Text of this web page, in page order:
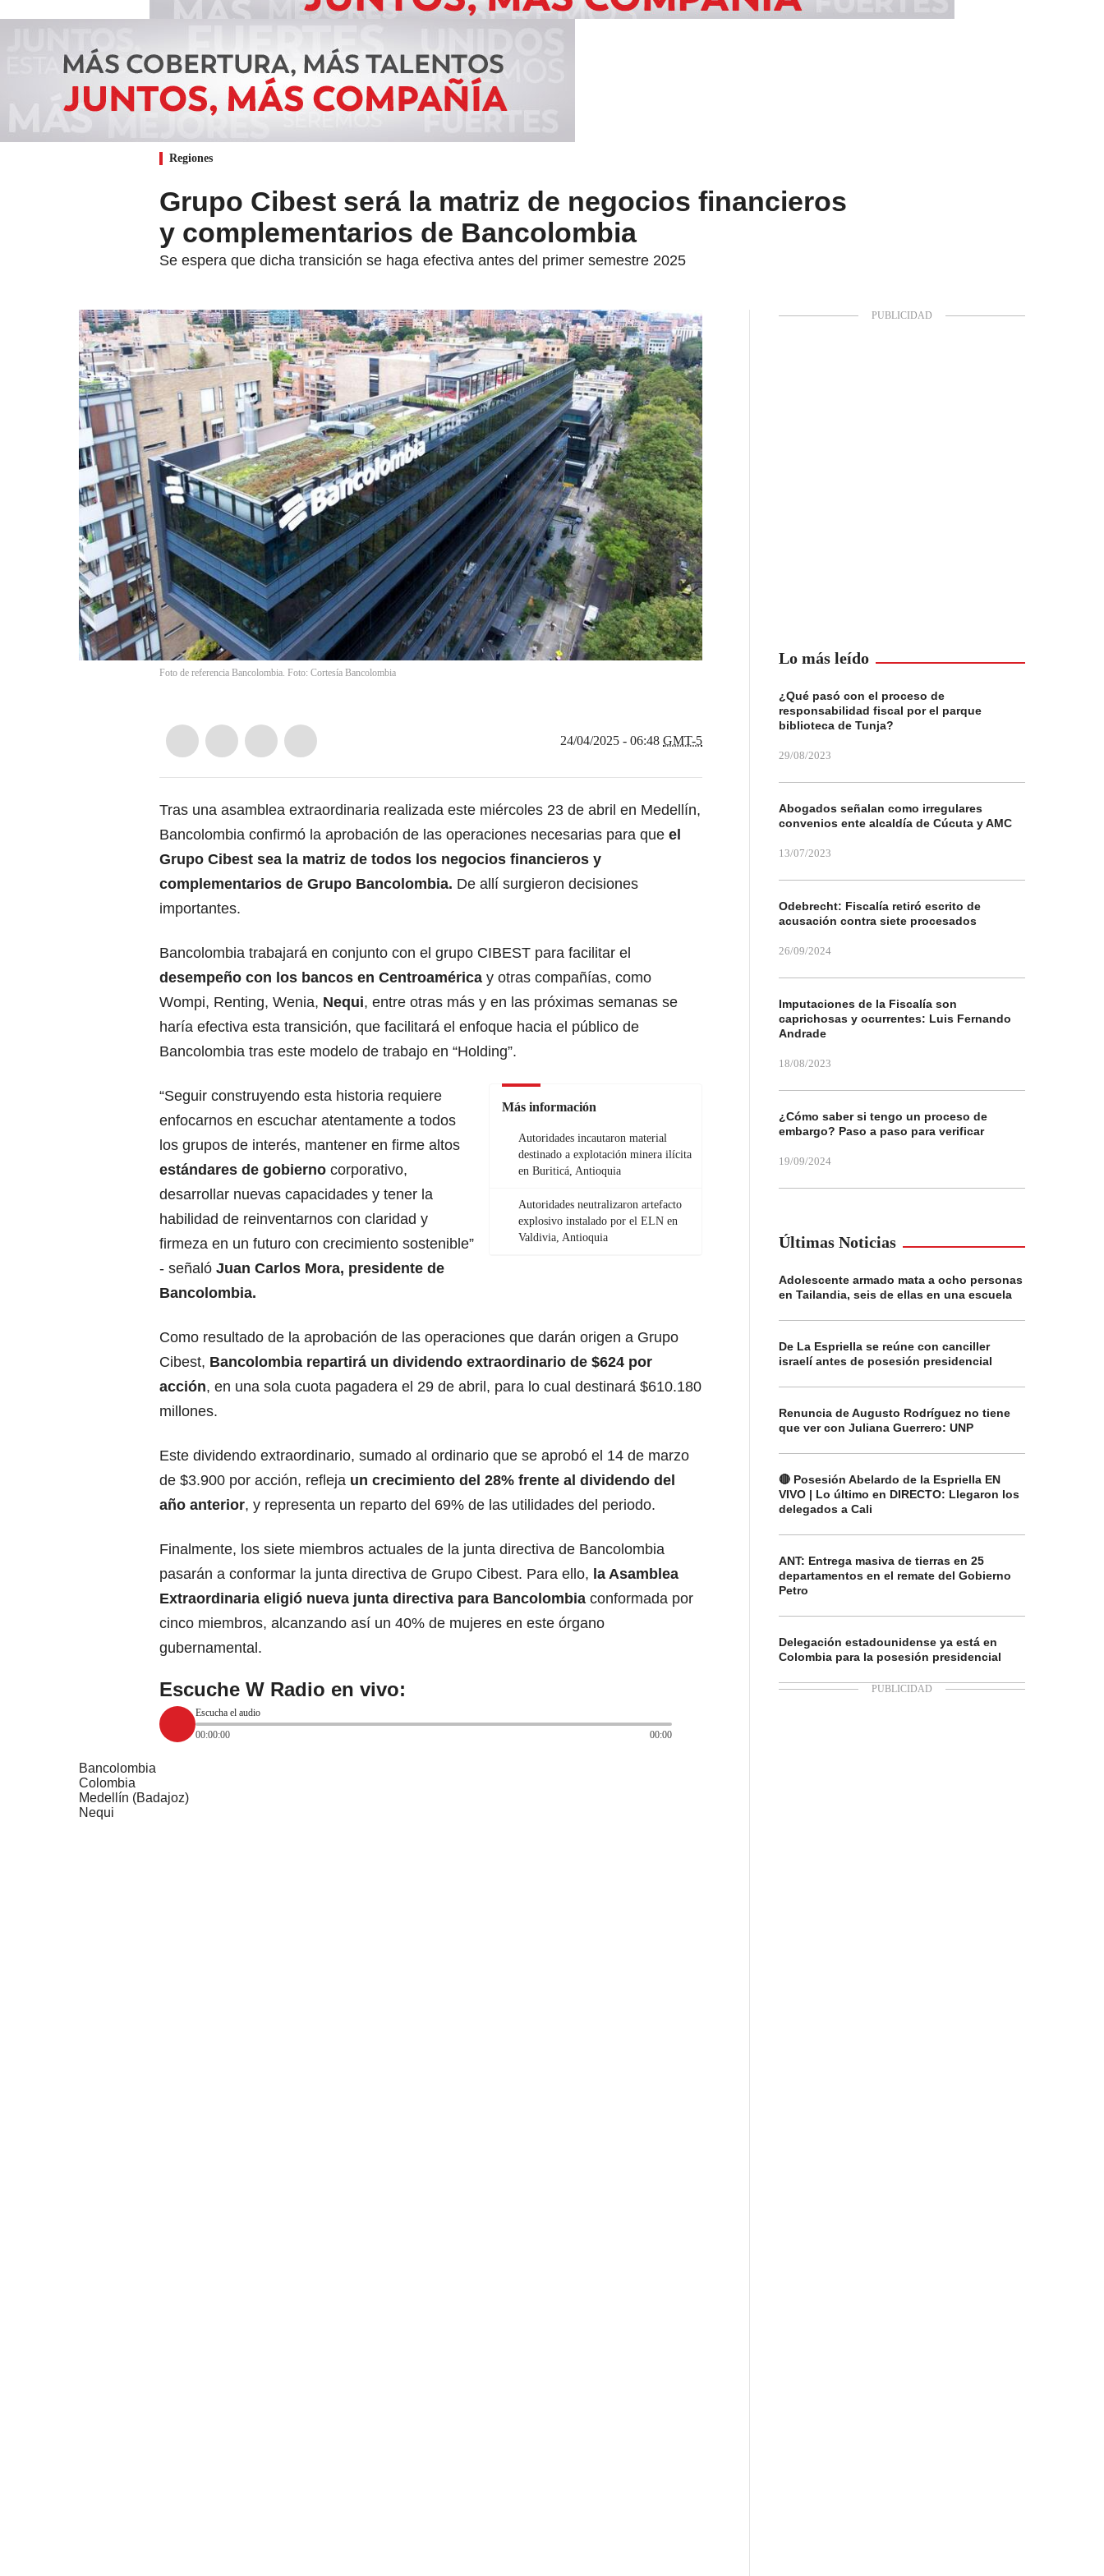
Regiones
Grupo Cibest será la matriz de negocios financieros
y complementarios de Bancolombia
Se espera que dicha transición se haga efectiva antes del primer semestre 2025
Foto de referencia Bancolombia. Foto: Cortesía Bancolombia
24/04/2025 - 06:48 GMT-5
Tras una asamblea extraordinaria realizada este miércoles 23 de abril en Medellín,
Bancolombia confirmó la aprobación de las operaciones necesarias para que el
Grupo Cibest sea la matriz de todos los negocios financieros y
complementarios de Grupo Bancolombia. De allí surgieron decisiones
importantes.
Bancolombia trabajará en conjunto con el grupo CIBEST para facilitar el
desempeño con los bancos en Centroamérica y otras compañías, como
Wompi, Renting, Wenia, Nequi, entre otras más y en las próximas semanas se
haría efectiva esta transición, que facilitará el enfoque hacia el público de
Bancolombia tras este modelo de trabajo en “Holding”.
Más información
Autoridades incautaron material
destinado a explotación minera ilícita
en Buriticá, Antioquia
Autoridades neutralizaron artefacto
explosivo instalado por el ELN en
Valdivia, Antioquia
“Seguir construyendo esta historia requiere
enfocarnos en escuchar atentamente a todos
los grupos de interés, mantener en firme altos
estándares de gobierno corporativo,
desarrollar nuevas capacidades y tener la
habilidad de reinventarnos con claridad y
firmeza en un futuro con crecimiento sostenible”
- señaló Juan Carlos Mora, presidente de
Bancolombia.
Como resultado de la aprobación de las operaciones que darán origen a Grupo
Cibest, Bancolombia repartirá un dividendo extraordinario de $624 por
acción, en una sola cuota pagadera el 29 de abril, para lo cual destinará $610.180
millones.
Este dividendo extraordinario, sumado al ordinario que se aprobó el 14 de marzo
de $3.900 por acción, refleja un crecimiento del 28% frente al dividendo del
año anterior, y representa un reparto del 69% de las utilidades del periodo.
Finalmente, los siete miembros actuales de la junta directiva de Bancolombia
pasarán a conformar la junta directiva de Grupo Cibest. Para ello, la Asamblea
Extraordinaria eligió nueva junta directiva para Bancolombia conformada por
cinco miembros, alcanzando así un 40% de mujeres en este órgano
gubernamental.
Escuche W Radio en vivo:
Escucha el audio
00:00:00
00:00
Bancolombia
Colombia
Medellín (Badajoz)
Nequi
Lo más leído
¿Qué pasó con el proceso de
responsabilidad fiscal por el parque
biblioteca de Tunja?
29/08/2023
Abogados señalan como irregulares
convenios ente alcaldía de Cúcuta y AMC
13/07/2023
Odebrecht: Fiscalía retiró escrito de
acusación contra siete procesados
26/09/2024
Imputaciones de la Fiscalía son
caprichosas y ocurrentes: Luis Fernando
Andrade
18/08/2023
¿Cómo saber si tengo un proceso de
embargo? Paso a paso para verificar
19/09/2024
Últimas Noticias
Adolescente armado mata a ocho personas
en Tailandia, seis de ellas en una escuela
De La Espriella se reúne con canciller
israelí antes de posesión presidencial
Renuncia de Augusto Rodríguez no tiene
que ver con Juliana Guerrero: UNP
🔴 Posesión Abelardo de la Espriella EN
VIVO | Lo último en DIRECTO: Llegaron los
delegados a Cali
ANT: Entrega masiva de tierras en 25
departamentos en el remate del Gobierno
Petro
Delegación estadounidense ya está en
Colombia para la posesión presidencial